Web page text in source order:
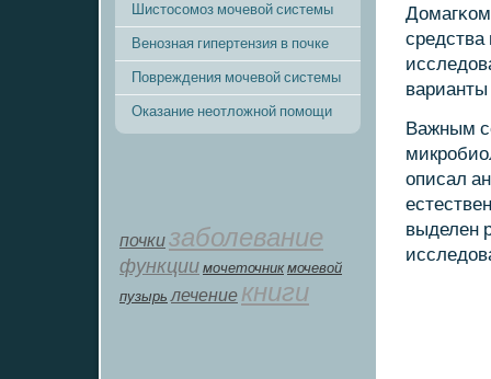
Шистосомоз мочевой системы
Венозная гипертензия в почке
Повреждения мочевой системы
Оказание неотложной помощи
почкизаболевание
функции мοчеточник мочевой
пузырь лечение книги
Важным
описал
выделен